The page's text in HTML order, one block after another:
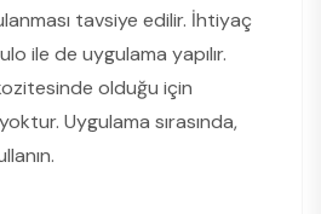
tavsiye edilir. İhtiyaç
ile de uygulama yapılır.
olduğu için
Uygulama sırasında,